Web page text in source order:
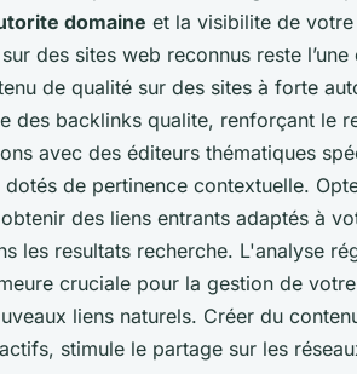
domaine et la visibilite de
sur des sites web reconnus reste
de qualité sur des sites à forte
des backlinks qualite, renforçant le
avec des éditeurs thématiques
de pertinence contextuelle.
des liens entrants adaptés à
les resultats recherche. L'analyse
cruciale pour la gestion de
liens naturels. Créer du
stimule le partage sur les